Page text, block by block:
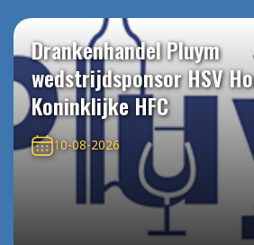
Drankenhandel Pluym
wedstrijdsponsor HSV
Koninklijke HFC
10-08-2026